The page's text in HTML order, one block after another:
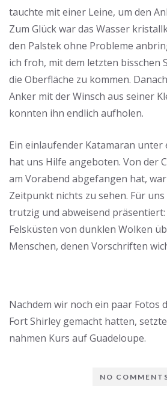
tauchte mit einer Leine, um den
Zum Glück war das Wasser
den Palstek ohne Probleme
ich froh, mit dem letzten bisschen
die Oberfläche zu kommen.
Anker mit der Winsch aus seiner
konnten ihn endlich aufholen.
Ein einlaufender Katamaran unter
hat uns Hilfe angeboten. Von der
am Vorabend abgefangen hat,
Zeitpunkt nichts zu sehen. Für
trutzig und abweisend
Felsküsten von dunklen Wolken
Menschen, denen Vorschriften
Nachdem wir noch ein paar Fotos
Fort Shirley gemacht hatten,
nahmen Kurs auf Guadeloupe.
NO